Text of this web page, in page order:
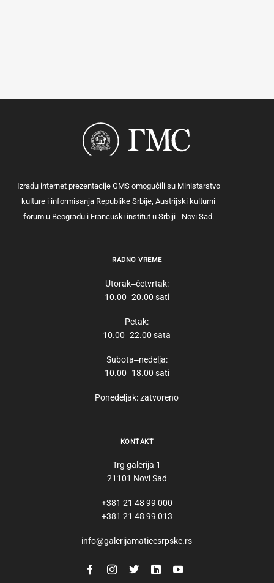
Izradu internet prezentacije GMS omogućili su Ministarstvo
kulture i informisanja Republike Srbije, Austrijski kulturni
forum u Beogradu i Francuski institut u Srbiji - Novi Sad.
RADNO VREME
Utorak‒četvrtak:
10.00‒20.00 sati
Petak:
10.00‒22.00 sata
Subota‒nedelja:
10.00‒18.00 sati
Ponedeljak: zatvoreno
KONTAKT
Trg galerija 1
21101 Novi Sad
+381 21 48 99 000
+381 21 48 99 013
info@galerijamaticesrpske.rs